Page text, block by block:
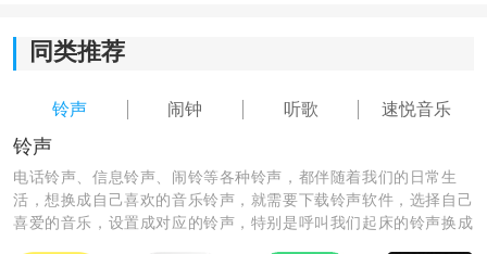
同类推荐
铃声 闹钟 听歌 速悦音乐
铃声
电话铃声、信息铃声、闹铃等各种铃声，都伴随着我们的日常生
活，想换成自己喜欢的音乐铃声，就需要下载铃声软件，选择自己
喜爱的音乐，设置成对应的铃声，特别是呼叫我们起床的铃声换成